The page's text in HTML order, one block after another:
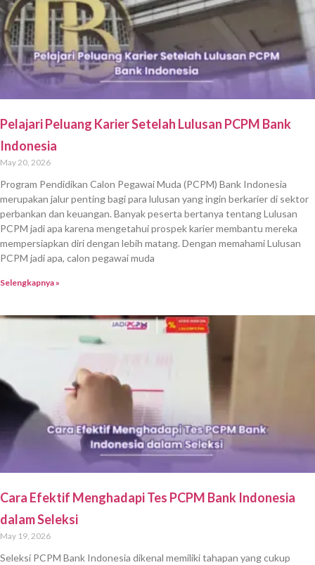
Pelajari Peluang Karier Setelah Lulusan PCPM Bank
Indonesia
May 20, 2026
Program Pendidikan Calon Pegawai Muda (PCPM) Bank Indonesia
merupakan jalur penting bagi para lulusan yang ingin berkarier di sektor
perbankan dan keuangan. Banyak peserta bertanya tentang Lulusan
PCPM jadi apa karena mengetahui prospek karier membantu mereka
mempersiapkan diri dengan lebih matang. Dengan memahami Lulusan
PCPM jadi apa, calon pegawai muda
Selengkapnya »
Cara Efektif Menghadapi Tes PCPM Bank Indonesia
dalam Seleksi
May 19, 2026
Seleksi PCPM Bank Indonesia dikenal memiliki tahapan yang cukup